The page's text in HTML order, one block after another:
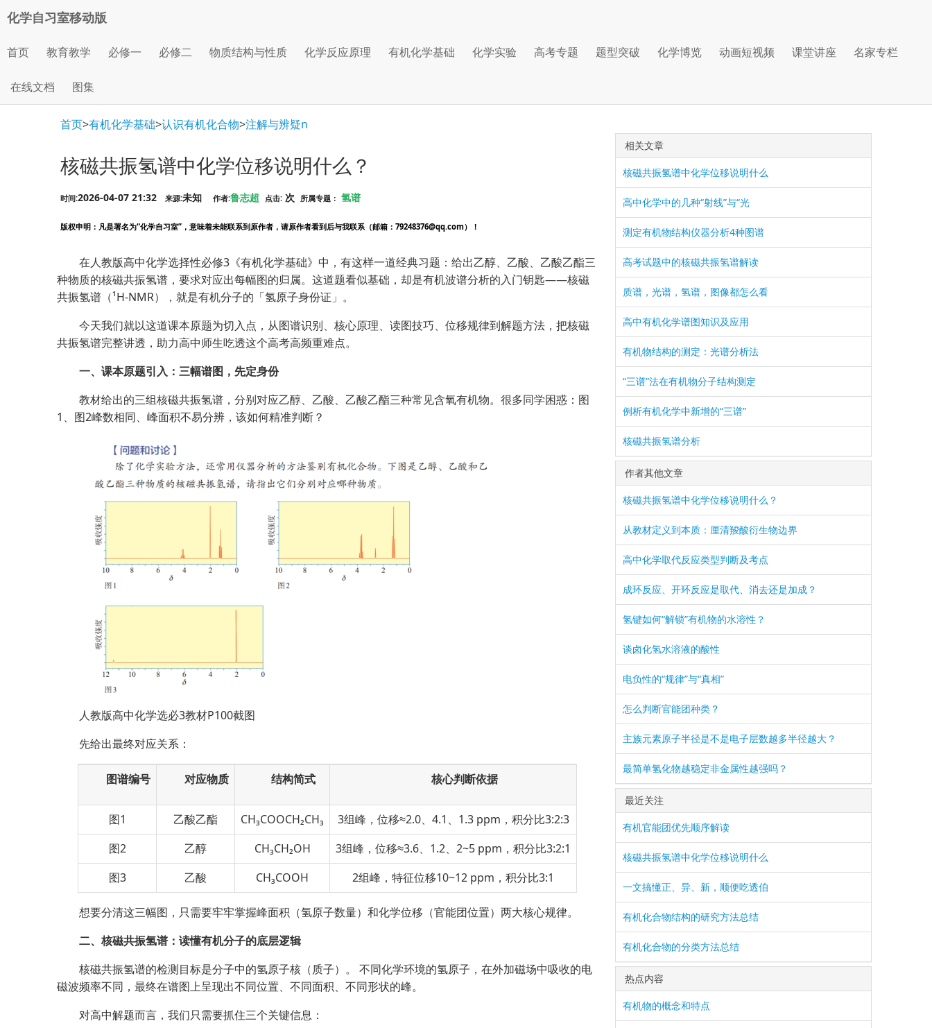
化学自习室移动版
首页 教育教学 必修一 必修二 物质结构与性质 化学反应原理 有机化学基础 化学实验 高考专题 题型突破 化学博览 动画短视频 课堂讲座 名家专栏
在线文档 图集
首页>有机化学基础>认识有机化合物>注解与辨疑n
核磁共振氢谱中化学位移说明什么？
时间:2026-04-07 21:32 来源:未知 作者:鲁志超 点击: 次 所属专题： 氢谱
版权申明 ：凡是署名为“化学自习室”，意味着未能联系到原作者，请原作者看到后与我联系（邮箱：79248376@qq.com）！
在人教版高中化学选择性必修3《有机化学基础》中，有这样一道经典习题：给出乙醇、乙酸、乙酸乙酯三
种物质的核磁共振氢谱，要求对应出每幅图的归属。这道题看似基础，却是有机波谱分析的入门钥匙——核磁
共振氢谱（¹H-NMR），就是有机分子的「氢原子身份证」。
今天我们就以这道课本原题为切入点，从图谱识别、核心原理、读图技巧、位移规律到解题方法，把核磁
共振氢谱完整讲透，助力高中师生吃透这个高考高频重难点。
一、课本原题引入：三幅谱图，先定身份
教材给出的三组核磁共振氢谱，分别对应乙醇、乙酸、乙酸乙酯三种常见含氧有机物。很多同学困惑：图
1、图2峰数相同、峰面积不易分辨，该如何精准判断？
人教版高中化学选必3教材P100截图
先给出最终对应关系：
图谱编号 对应物质 结构简式 核心判断依据
图1 乙酸乙酯 CH₃COOCH₂CH₃
3组峰，位移≈2.0、4.1、1.3 ppm，积分比3:2:3
图2
乙醇 CH₃CH₂OH
3组峰，位移≈3.6、1.2、2~5 ppm，积分比3:2:1
图3
乙酸 CH₃COOH 2组峰，特征位移10~12 ppm，积分比3:1
想要分清这三幅图，只需要牢牢掌握峰面积（氢原子数量）和化学位移（官能团位置）两大核心规律。
二、核磁共振氢谱：读懂有机分子的底层逻辑
核磁共振氢谱的检测目标是分子中的氢原子核（质子）。 不同化学环境的氢原子，在外加磁场中吸收的电
磁波频率不同，最终在谱图上呈现出不同位置、不同面积、不同形状的峰。
对高中解题而言，我们只需要抓住三个关键信息：
相关文章
核磁共振氢谱中化学位移说明什么
高中化学中的几种“射线”与“光
测定有机物结构仪器分析4种图谱
高考试题中的核磁共振氢谱解读
质谱，光谱，氢谱，图像都怎么看
高中有机化学谱图知识及应用
有机物结构的测定：光谱分析法
“三谱”法在有机物分子结构测定
例析有机化学中新增的“三谱”
核磁共振氢谱分析
作者其他文章
核磁共振氢谱中化学位移说明什么？
从教材定义到本质：厘清羧酸衍生物边界
高中化学取代反应类型判断及考点
成环反应、开环反应是取代、消去还是加成？
氢键如何“解锁”有机物的水溶性？
谈卤化氢水溶液的酸性
电负性的“规律”与“真相”
怎么判断官能团种类？
主族元素原子半径是不是电子层数越多半径越大？
最简单氢化物越稳定非金属性越强吗？
最近关注
有机官能团优先顺序解读
核磁共振氢谱中化学位移说明什么
一文搞懂正、异、新，顺便吃透伯
有机化合物结构的研究方法总结
有机化合物的分类方法总结
热点内容
有机物的概念和特点